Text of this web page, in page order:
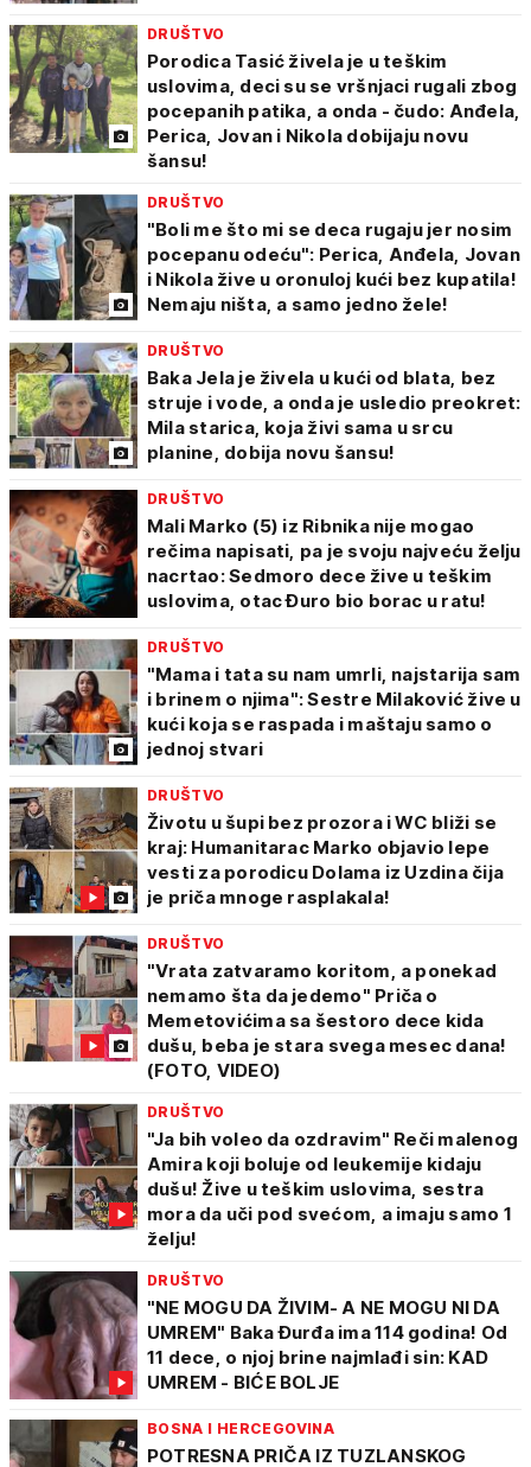
DRUŠTVO
Porodica Tasić živela je u teškim
uslovima, deci su se vršnjaci rugali zbog
pocepanih patika, a onda - čudo: Anđela,
Perica, Jovan i Nikola dobijaju novu
šansu!
DRUŠTVO
"Boli me što mi se deca rugaju jer nosim
pocepanu odeću": Perica, Anđela, Jovan
i Nikola žive u oronuloj kući bez kupatila!
Nemaju ništa, a samo jedno žele!
DRUŠTVO
Baka Jela je živela u kući od blata, bez
struje i vode, a onda je usledio preokret:
Mila starica, koja živi sama u srcu
planine, dobija novu šansu!
DRUŠTVO
Mali Marko (5) iz Ribnika nije mogao
rečima napisati, pa je svoju najveću želju
nacrtao: Sedmoro dece žive u teškim
uslovima, otac Đuro bio borac u ratu!
DRUŠTVO
"Mama i tata su nam umrli, najstarija sam
i brinem o njima": Sestre Milaković žive u
kući koja se raspada i maštaju samo o
jednoj stvari
DRUŠTVO
Životu u šupi bez prozora i WC bliži se
kraj: Humanitarac Marko objavio lepe
vesti za porodicu Dolama iz Uzdina čija
je priča mnoge rasplakala!
DRUŠTVO
"Vrata zatvaramo koritom, a ponekad
nemamo šta da jedemo" Priča o
Memetovićima sa šestoro dece kida
dušu, beba je stara svega mesec dana!
(FOTO, VIDEO)
DRUŠTVO
"Ja bih voleo da ozdravim" Reči malenog
Amira koji boluje od leukemije kidaju
dušu! Žive u teškim uslovima, sestra
mora da uči pod svećom, a imaju samo 1
želju!
DRUŠTVO
"NE MOGU DA ŽIVIM- A NE MOGU NI DA
UMREM" Baka Đurđa ima 114 godina! Od
11 dece, o njoj brine najmlađi sin: KAD
UMREM - BIĆE BOLJE
BOSNA I HERCEGOVINA
POTRESNA PRIČA IZ TUZLANSKOG